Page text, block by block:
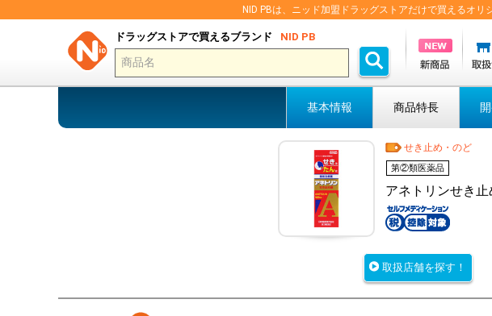
NID PBは、ニッド加盟ドラッグストアだけで買えるオ
ドラッグストアで買えるブランド NID PB
基本情報 商品特長
せき止め・のど
第②類医薬品
アネトリンせき
取扱店舗を探す！